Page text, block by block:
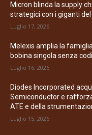
Micron blinda la supply
strategici con i giganti
Luglio 17, 2026
Melexis amplia la
bobina singola senza
Luglio 16, 2026
Diodes Incorporated
Semiconductor e
ATE e della
Luglio 15, 2026